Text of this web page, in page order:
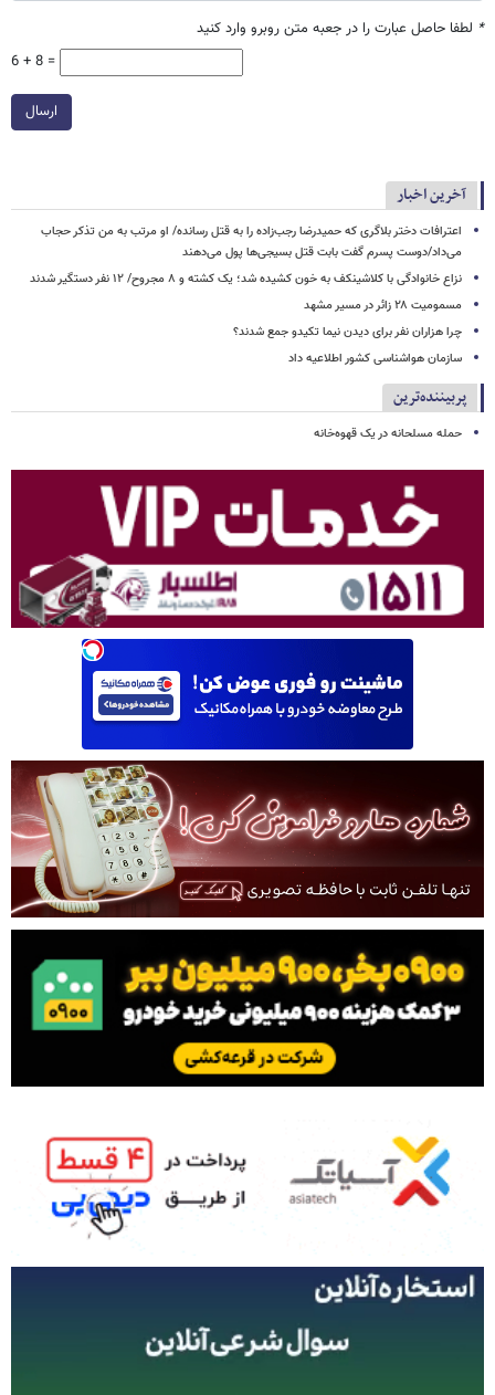
* لطفا حاصل عبارت را در جعبه متن روبرو وارد کنید
6 + 8 =
ارسال
آخرین اخبار
اعترافات دختر بلاگری که حمیدرضا رجب‌زاده را به قتل رسانده/ او مرتب به من تذکر حجاب
می‌داد/دوست پسرم گفت بابت قتل بسیجی‌ها پول می‌دهند
نزاع خانوادگی با کلاشینکف به خون کشیده شد؛ یک کشته و ۸ مجروح/ ۱۲ نفر دستگیر شدند
مسمومیت ۲۸ زائر در مسیر مشهد
چرا هزاران نفر برای دیدن نیما تکیدو جمع شدند؟
سازمان هواشناسی کشور اطلاعیه داد
پربیننده‌ترین
حمله مسلحانه در یک قهوه‌خانه